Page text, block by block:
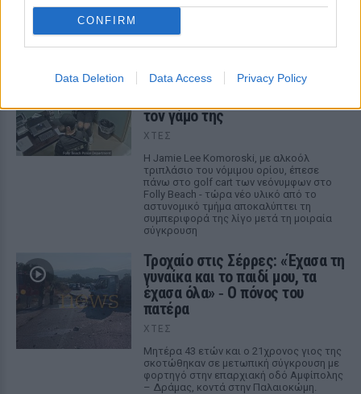
CONFIRM
Data Deletion Data Access Privacy Policy
ΣΤΗΝ ΙΔΙΑ ΚΑΤΗΓΟΡΙΑ
«Θέλω τον μπαμπά μου»: Το
βίντεο της μεθυσμένης οδηγού
τον γάμο της
ΧΤΕΣ
Η Jamie Lee Komoroski, με αλκοόλ
τριπλάσιο του νόμιμου ορίου, έπεσε
πάνω στο golf cart των νεόνυμφων στο
Folly Beach - τώρα νέο υλικό από το
αστυνομικό τμήμα αποκαλύπτει τη
συμπεριφορά της λίγο μετά τη μοιραία
σύγκρουση
Τροχαίο στις Σέρρες: «Έχασα τη
γυναίκα και το παιδί μου, τα
έχασα όλα» ‑ Ο πόνος του
πατέρα
ΧΤΕΣ
Μητέρα 43 ετών και ο 21χρονος γιος της
σκοτώθηκαν σε μετωπική σύγκρουση με
φορτηγό στην επαρχιακή οδό Αμφίπολης
– Δράμας, κοντά στην Παλαιοκώμη.